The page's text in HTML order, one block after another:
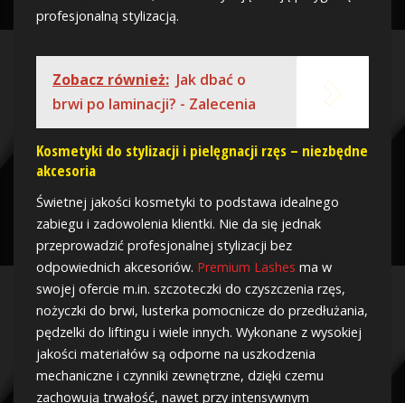
profesjonalną stylizacją.
Zobacz również: Jak dbać o
brwi po laminacji? - Zalecenia
Kosmetyki do stylizacji i pielęgnacji rzęs – niezbędne
akcesoria
Świetnej jakości kosmetyki to podstawa idealnego
zabiegu i zadowolenia klientki. Nie da się jednak
przeprowadzić profesjonalnej stylizacji bez
odpowiednich akcesoriów. Premium Lashes ma w
swojej ofercie m.in. szczoteczki do czyszczenia rzęs,
nożyczki do brwi, lusterka pomocnicze do przedłużania,
pędzelki do liftingu i wiele innych. Wykonane z wysokiej
jakości materiałów są odporne na uszkodzenia
mechaniczne i czynniki zewnętrzne, dzięki czemu
zachowują trwałość, nawet przy intensywnym